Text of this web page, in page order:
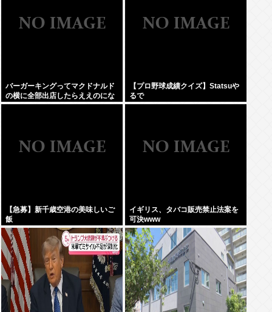
バーガーキングってマクドナルド
の横に全部出店したらええのにな
【プロ野球成績クイズ】Statsuや
るで
【急募】新千歳空港の美味しいご
飯
イギリス、タバコ販売禁止法案を
可決www